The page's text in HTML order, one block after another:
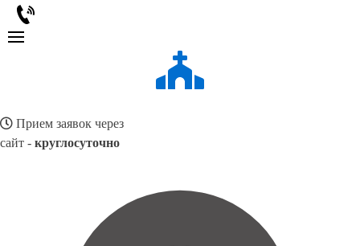
Прием заявок через
сайт - круглосуточно